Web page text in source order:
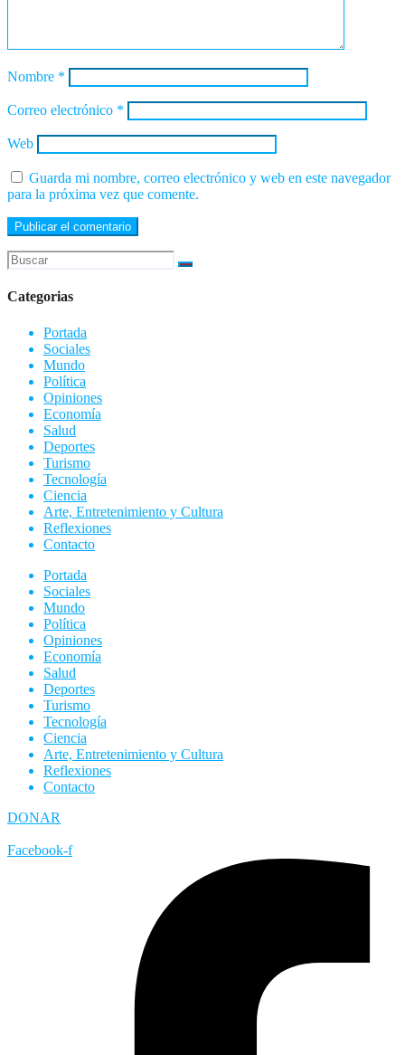
Nombre *
Correo electrónico *
Web
Guarda mi nombre, correo electrónico y web en este navegador
para la próxima vez que comente.
Categorias
Portada
Sociales
Mundo
Política
Opiniones
Economía
Salud
Deportes
Turismo
Tecnología
Ciencia
Arte, Entretenimiento y Cultura
Reflexiones
Contacto
Portada
Sociales
Mundo
Política
Opiniones
Economía
Salud
Deportes
Turismo
Tecnología
Ciencia
Arte, Entretenimiento y Cultura
Reflexiones
Contacto
DONAR
Facebook-f